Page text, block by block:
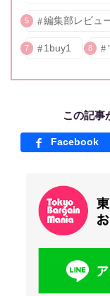
5 編集部レビュ
7 1buy1 8
この記事
Facebook